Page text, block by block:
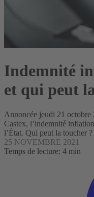
Indemnité
et qui peut
Annoncée jeudi 21 octobre
Castex, l’indemnité
l’État. Qui peut la toucher
25 NOVEMBRE 2021
Temps de lecture: 4 min